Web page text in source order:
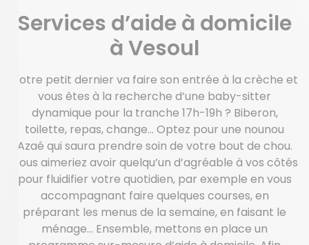
Services d’aide à domicile
à Vesoul
Votre petit dernier va faire son entrée à la crèche et
vous êtes à la recherche d’une baby-sitter
dynamique pour la tranche 17h-19h ? Biberon,
toilette, repas, change… Optez pour une nounou
Azaé qui saura prendre soin de votre bout de chou.
Vous aimeriez avoir quelqu’un d’agréable à vos côtés
pour fluidifier votre quotidien, par exemple en vous
accompagnant faire quelques courses, en
préparant les menus de la semaine, en faisant le
ménage… Ensemble, mettons en place un